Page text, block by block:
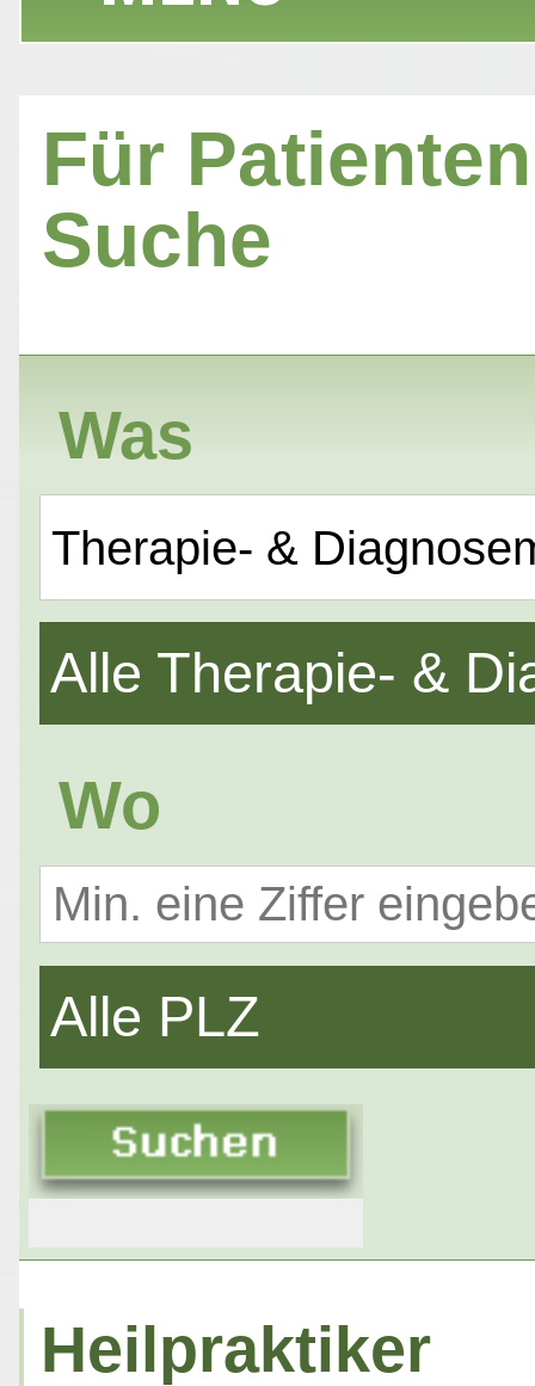
Für
Suche
Was
Therapie- &
Alle Therapie- &
Wo
Alle PLZ
Heilpraktiker